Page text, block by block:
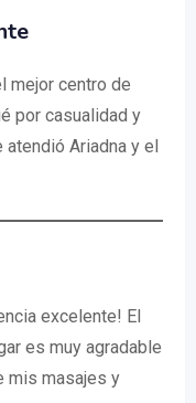
mejor centro de
por casualidad y
Ariadna y el
excelente! El
es muy agradable
mis masajes y